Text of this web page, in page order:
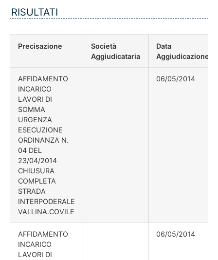
RISULTATI
Precisazione
Società
Aggiudicataria
Data
Aggiudicazione
AFFIDAMENTO
INCARICO
LAVORI DI
SOMMA
URGENZA
ESECUZIONE
ORDINANZA N.
04 DEL
23/04/2014
CHIUSURA
COMPLETA
STRADA
INTERPODERALE
VALLINA.COVILE
06/05/2014
AFFIDAMENTO
INCARICO
LAVORI DI
06/05/2014